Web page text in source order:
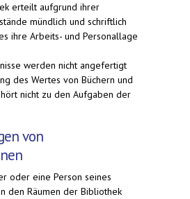
erteilt aufgrund ihrer
mündlich und schriftlich
ihre Arbeits- und Personallage
werden nicht angefertigt
des Wertes von Büchern und
nicht zu den Aufgaben der
von
oder eine Person seines
den Räumen der Bibliothek